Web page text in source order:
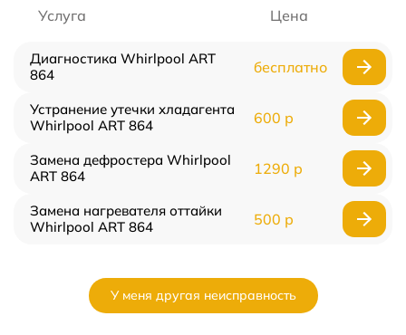
Услуга Цена
Диагностика Whirlpool ART
864
бесплатно
Устранение утечки хладагента
Whirlpool ART 864
600 р
Замена дефростера Whirlpool
ART 864
1290 р
Замена нагревателя оттайки
Whirlpool ART 864
500 р
У меня другая неисправность